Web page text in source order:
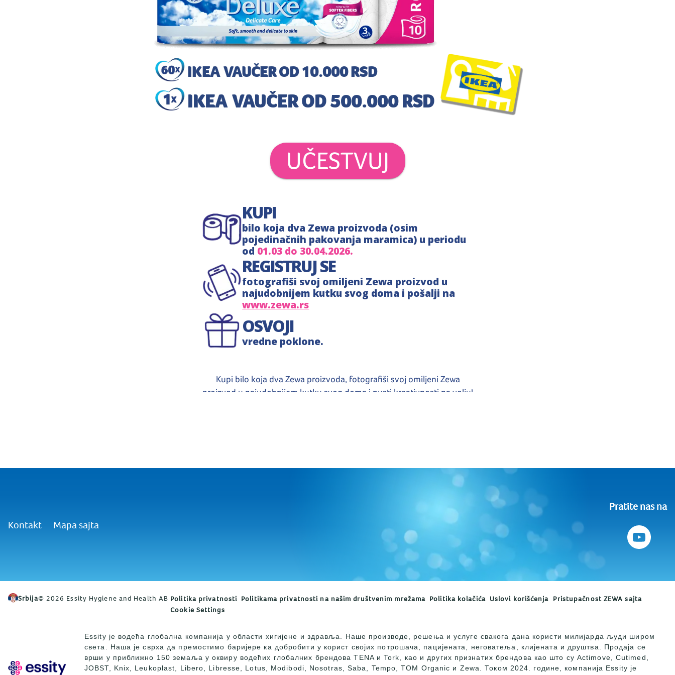
Kontakt Mapa sajta
Pratite nas na
Srbija© 2026 Essity Hygiene and Health AB Politika privatnosti Politikama privatnosti na našim društvenim mrežama Politika kolačića Uslovi korišćenja Pristupačnost ZEWA sajta
Cookie Settings
Essity је водећа глобална компанија у области хигијене и здравља. Наше производе, решења и услуге свакога дана користи милијарда људи широм
света. Наша је сврха да премостимо баријере ка добробити у корист својих потрошача, пацијената, неговатеља, клијената и друштва. Продаја се
врши у приближно 150 земаља у оквиру водећих глобалних брендова TENA и Tork, као и других признатих брендова као што су Actimove, Cutimed,
JOBST, Knix, Leukoplast, Libero, Libresse, Lotus, Modibodi, Nosotras, Saba, Tempo, TOM Organic и Zewa. Током 2024. године, компанија Essity је